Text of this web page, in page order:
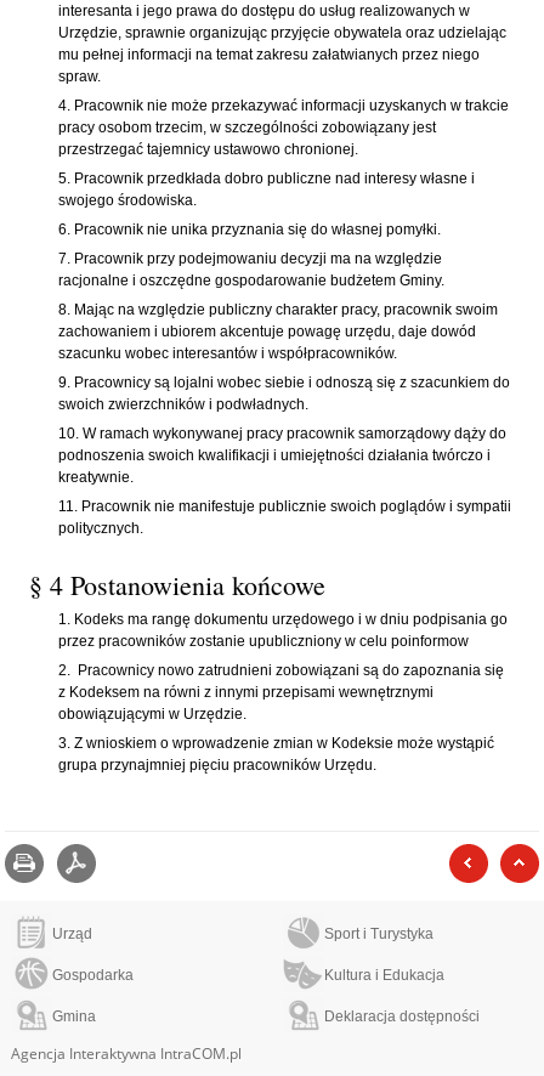
interesanta i jego prawa do dostępu do usług realizowanych w
Urzędzie, sprawnie organizując przyjęcie obywatela oraz udzielając
mu pełnej informacji na temat zakresu załatwianych przez niego
spraw.
Pracownik nie może przekazywać informacji uzyskanych w trakcie
pracy osobom trzecim, w szczególności zobowiązany jest
przestrzegać tajemnicy ustawowo chronionej.
Pracownik przedkłada dobro publiczne nad interesy własne i
swojego środowiska.
Pracownik nie unika przyznania się do własnej pomyłki.
Pracownik przy podejmowaniu decyzji ma na względzie
racjonalne i oszczędne gospodarowanie budżetem Gminy.
Mając na względzie publiczny charakter pracy, pracownik swoim
zachowaniem i ubiorem akcentuje powagę urzędu, daje dowód
szacunku wobec interesantów i współpracowników.
Pracownicy są lojalni wobec siebie i odnoszą się z szacunkiem do
swoich zwierzchników i podwładnych.
W ramach wykonywanej pracy pracownik samorządowy dąży do
podnoszenia swoich kwalifikacji i umiejętności działania twórczo i
kreatywnie.
Pracownik nie manifestuje publicznie swoich poglądów i sympatii
politycznych.
§ 4 Postanowienia końcowe
Kodeks ma rangę dokumentu urzędowego i w dniu podpisania go
przez pracowników zostanie upubliczniony w celu poinformow
Pracownicy nowo zatrudnieni zobowiązani są do zapoznania się
z Kodeksem na równi z innymi przepisami wewnętrznymi
obowiązującymi w Urzędzie.
Z wnioskiem o wprowadzenie zmian w Kodeksie może wystąpić
grupa przynajmniej pięciu pracowników Urzędu.
Drukuj
Urząd Sport i Turystyka
Gospodarka Kultura i Edukacja
Gmina Deklaracja dostępności
Agencja Interaktywna IntraCOM.pl